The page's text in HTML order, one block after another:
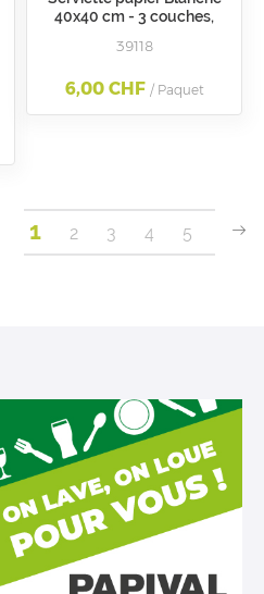
40x40 cm - 3 couches,
39118
6,00 CHF / Paquet
You're
currently
1 Page
2 Page
3 Page
4 Page
5